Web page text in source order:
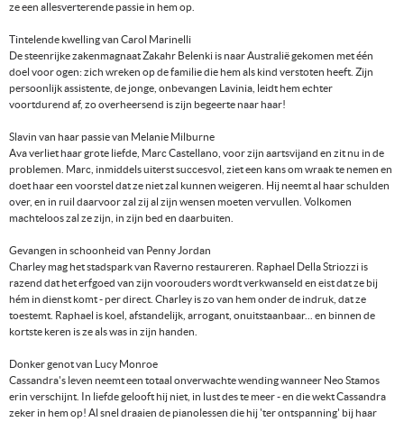
ze een allesverterende passie in hem op.
Tintelende kwelling van Carol Marinelli
De steenrijke zakenmagnaat Zakahr Belenki is naar Australië gekomen met één
doel voor ogen: zich wreken op de familie die hem als kind verstoten heeft. Zijn
persoonlijk assistente, de jonge, onbevangen Lavinia, leidt hem echter
voortdurend af, zo overheersend is zijn begeerte naar haar!
Slavin van haar passie van Melanie Milburne
Ava verliet haar grote liefde, Marc Castellano, voor zijn aartsvijand en zit nu in de
problemen. Marc, inmiddels uiterst succesvol, ziet een kans om wraak te nemen en
doet haar een voorstel dat ze niet zal kunnen weigeren. Hij neemt al haar schulden
over, en in ruil daarvoor zal zij al zijn wensen moeten vervullen. Volkomen
machteloos zal ze zijn, in zijn bed en daarbuiten.
Gevangen in schoonheid van Penny Jordan
Charley mag het stadspark van Raverno restaureren. Raphael Della Striozzi is
razend dat het erfgoed van zijn voorouders wordt verkwanseld en eist dat ze bij
hém in dienst komt - per direct. Charley is zo van hem onder de indruk, dat ze
toestemt. Raphael is koel, afstandelijk, arrogant, onuitstaanbaar... en binnen de
kortste keren is ze als was in zijn handen.
Donker genot van Lucy Monroe
Cassandra's leven neemt een totaal onverwachte wending wanneer Neo Stamos
erin verschijnt. In liefde gelooft hij niet, in lust des te meer - en die wekt Cassandra
zeker in hem op! Al snel draaien de pianolessen die hij 'ter ontspanning' bij haar